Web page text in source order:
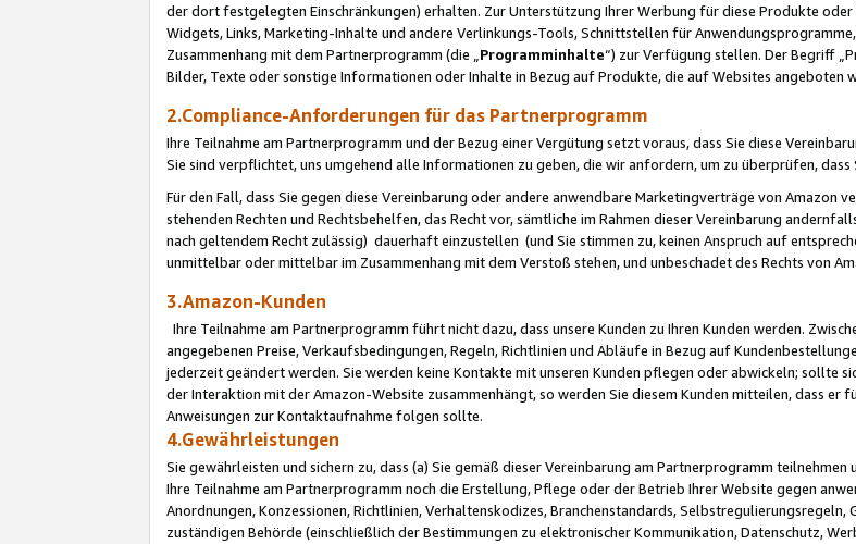
der dort festgelegten Einschränkungen) erhalten. Zur Unterstützung Ihrer Werbung für diese Produkte
Widgets, Links, Marketing-Inhalte und andere Verlinkungs-Tools, Schnittstellen für
Zusammenhang mit dem Partnerprogramm (die „ Programminhalte“) zur Verfügung stellen. Der Begriff
Bilder, Texte oder sonstige Informationen oder Inhalte in Bezug auf Produkte, die auf Websites angeboten
2.Compliance-Anforderungen für das Partnerprogramm
Ihre Teilnahme am Partnerprogramm und der Bezug einer Vergütung setzt voraus, dass Sie diese
Sie sind verpflichtet, uns umgehend alle Informationen zu geben, die wir anfordern, um zu überprüfen, dass
Für den Fall, dass Sie gegen diese Vereinbarung oder andere anwendbare Marketingverträge von Amazon
stehenden Rechten und Rechtsbehelfen, das Recht vor, sämtliche im Rahmen dieser Vereinbarung
nach geltendem Recht zulässig) dauerhaft einzustellen (und Sie stimmen zu, keinen Anspruch auf
unmittelbar oder mittelbar im Zusammenhang mit dem Verstoß stehen, und unbeschadet des Rechts von
3.Amazon-Kunden
Ihre Teilnahme am Partnerprogramm führt nicht dazu, dass unsere Kunden zu Ihren Kunden werden.
angegebenen Preise, Verkaufsbedingungen, Regeln, Richtlinien und Abläufe in Bezug auf
jederzeit geändert werden. Sie werden keine Kontakte mit unseren Kunden pflegen oder abwickeln; sollte
der Interaktion mit der Amazon-Website zusammenhängt, so werden Sie diesem Kunden mitteilen, dass er
Anweisungen zur Kontaktaufnahme folgen sollte.
4.Gewährleistungen
Sie gewährleisten und sichern zu, dass (a) Sie gemäß dieser Vereinbarung am Partnerprogramm
Ihre Teilnahme am Partnerprogramm noch die Erstellung, Pflege oder der Betrieb Ihrer Website gegen
Anordnungen, Konzessionen, Richtlinien, Verhaltenskodizes, Branchenstandards,
zuständigen Behörde (einschließlich der Bestimmungen zu elektronischer Kommunikation, Datenschutz,